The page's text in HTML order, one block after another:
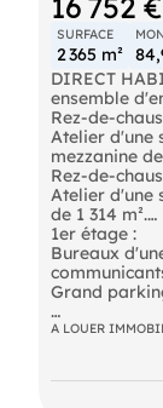
SURFACE
2 365 m²
DIRECT
ensemble
Rez-de-
Atelier d'une
mezzanine
Rez-de-
Atelier d'une
de 1 314 m².
1er étage :
Bureaux
Grand
- Charges
A LOUER